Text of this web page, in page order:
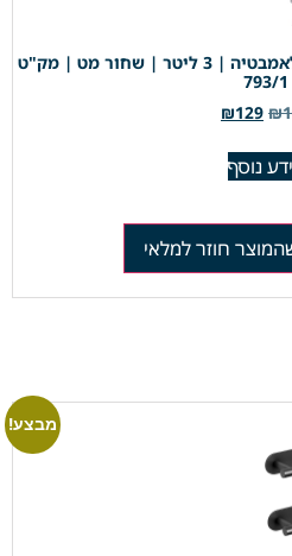
פח אשפה מודרני לשירותים ולאמבטיה | 3 ליטר | שחור מט | מק"ט
793/1
₪
₪129
נוסף
חוזר למלאי
מבצע!